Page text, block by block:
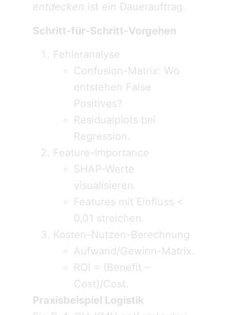
entdecken ist ein Dauerauftrag.
Schritt-für-Schritt-Vorgehen
Fehleranalyse
Confusion-Matrix: Wo
entstehen False
Positives?
Residualplots bei
Regression.
Feature-Importance
SHAP-Werte
visualisieren.
Features mit Einfluss <
0,01 streichen.
Kosten-Nutzen-Berechnung
Aufwand/Gewinn-Matrix.
ROI = (Benefit –
Cost)/Cost.
Praxisbeispiel Logistik